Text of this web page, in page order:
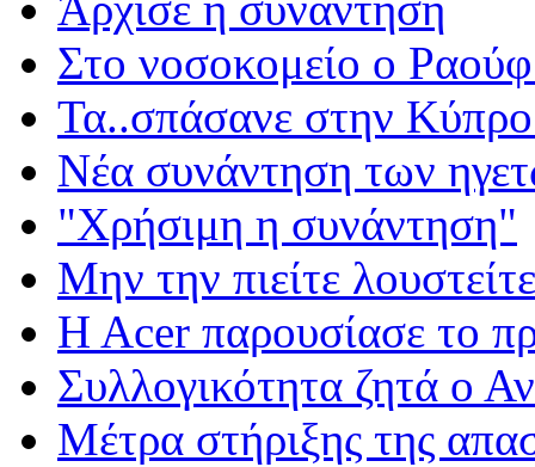
Στο νοσοκομείο ο
Τα..σπάσανε στην
Νέα συνάντηση των
"Χρήσιμη η συνάντηση"
Μην την πιείτε
H Acer παρουσίασε το
Συλλογικότητα ζητά ο
Μέτρα στήριξης της